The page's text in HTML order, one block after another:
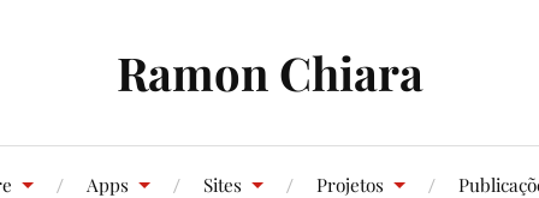
Ramon Chiara
Apps Sites Projetos